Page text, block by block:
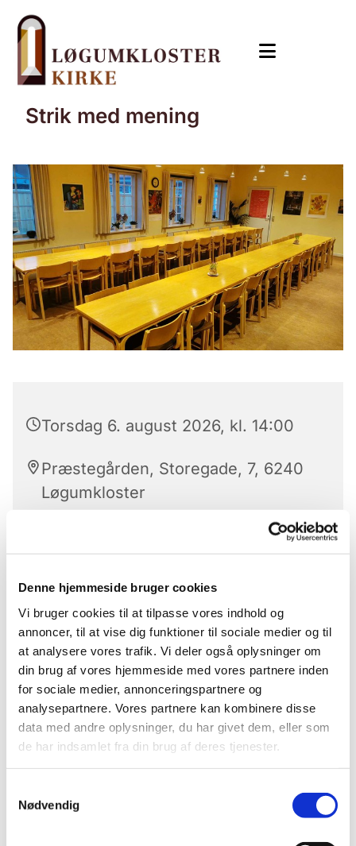
Denne hjemmeside bruger cookies
Vi bruger cookies til at tilpasse vores indhold og
annoncer, til at vise dig funktioner til sociale medier og til
at analysere vores trafik. Vi deler også oplysninger om
din brug af vores hjemmeside med vores partnere inden
for sociale medier, annonceringspartnere og
analysepartnere. Vores partnere kan kombinere disse
data med andre oplysninger, du har givet dem, eller som
de har indsamlet fra din brug af deres tjenester.
Nødvendig
Strik med mening
Torsdag 6. august 2026, kl. 14:00
Præstegården, Storegade, 7, 6240
Løgumkloster
hver torsdag i lige uger kl. 13 i konfirmandstuen
(markedspladsen 7c) hvor de sammen sidder og
strikker til velgørende formål. Man medbringer
selv eget strikketøj, og så er der mulighed for et
par hyggelige timer, hvor man sammen kan få
snakket og stikket. Alle er velkomne